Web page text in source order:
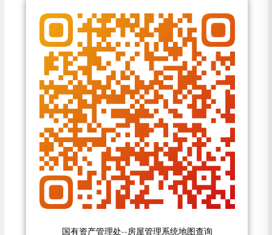
国有资产管理处--房屋管理系统地图查询